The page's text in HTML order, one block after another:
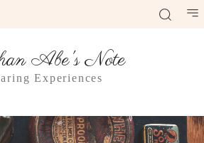
Abe's Note
Experiences